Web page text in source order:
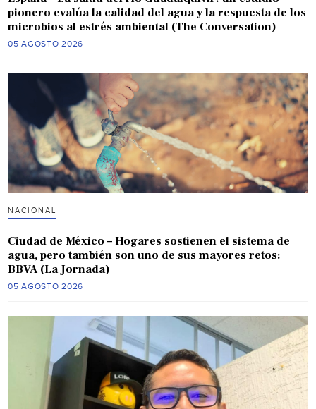
pionero evalúa la calidad del agua y la respuesta de los
microbios al estrés ambiental (The Conversation)
05 AGOSTO 2026
NACIONAL
Ciudad de México – Hogares sostienen el sistema de
agua, pero también son uno de sus mayores retos:
BBVA (La Jornada)
05 AGOSTO 2026